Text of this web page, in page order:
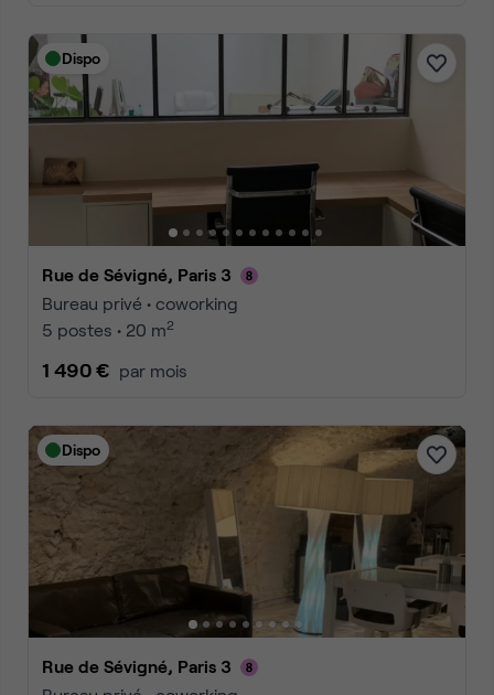
Dispo
Rue de Sévigné, Paris 3
Bureau privé • coworking
5 postes • 20 m2
1 490 € par mois
Dispo
Rue de Sévigné, Paris 3